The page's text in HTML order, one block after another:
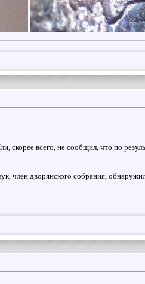
всего, не сообщил, что по
член дворянского собрания,